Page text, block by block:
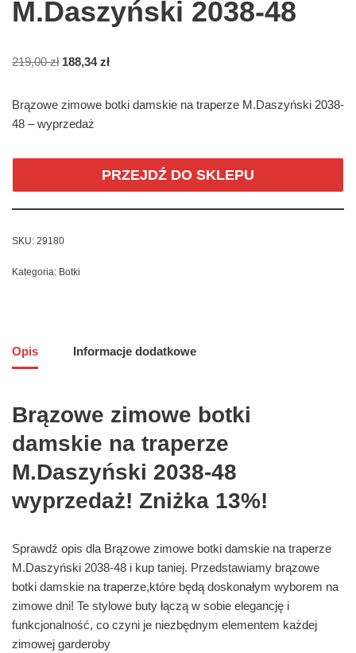
M.Daszyński 2038-48
219,00zł 188,34zł
Brązowe zimowe botki damskie na traperze M.Daszyński 2038-
48 – wyprzedaż
PRZEJDŹ DO SKLEPU
SKU: 29180
Kategoria: Botki
Opis Informacje dodatkowe
Brązowe zimowe botki
damskie na traperze
M.Daszyński 2038-48
wyprzedaż! Zniżka 13%!
Sprawdź opis dla Brązowe zimowe botki damskie na traperze
M.Daszyński 2038-48 i kup taniej. Przedstawiamy brązowe
botki damskie na traperze,które będą doskonałym wyborem na
zimowe dni! Te stylowe buty łączą w sobie elegancję i
funkcjonalność, co czyni je niezbędnym elementem każdej
zimowej garderoby